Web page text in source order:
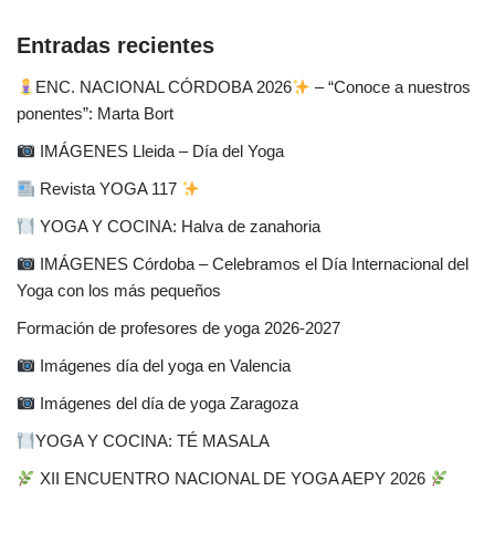
Entradas recientes
ENC. NACIONAL CÓRDOBA 2026
– “Conoce a nuestros
ponentes”: Marta Bort
IMÁGENES Lleida – Día del Yoga
Revista YOGA 117
YOGA Y COCINA: Halva de zanahoria
IMÁGENES Córdoba – Celebramos el Día Internacional del
Yoga con los más pequeños
Formación de profesores de yoga 2026-2027
Imágenes día del yoga en Valencia
Imágenes del día de yoga Zaragoza
YOGA Y COCINA: TÉ MASALA
XII ENCUENTRO NACIONAL DE YOGA AEPY 2026